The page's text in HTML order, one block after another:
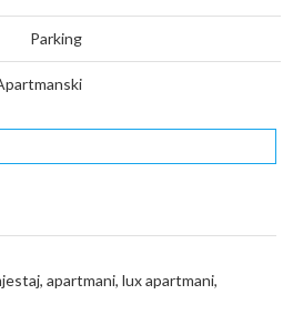
Parking
apartmani, lux apartmani,